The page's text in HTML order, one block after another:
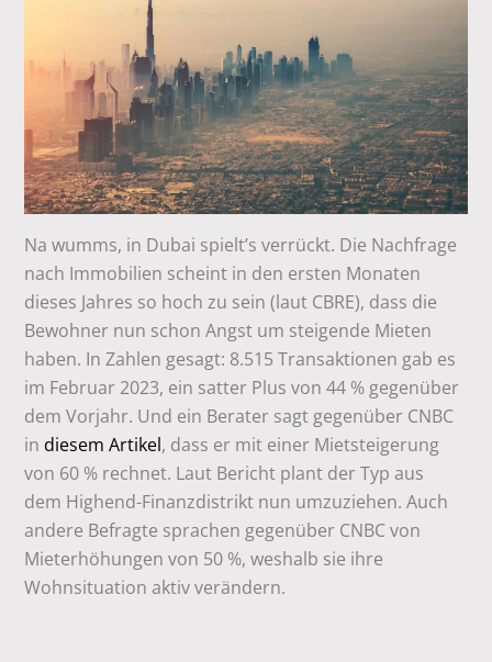
Na wumms, in Dubai spielt’s verrückt. Die Nachfrage
nach Immobilien scheint in den ersten Monaten
dieses Jahres so hoch zu sein (laut CBRE), dass die
Bewohner nun schon Angst um steigende Mieten
haben. In Zahlen gesagt: 8.515 Transaktionen gab es
im Februar 2023, ein satter Plus von 44 % gegenüber
dem Vorjahr. Und ein Berater sagt gegenüber CNBC
in diesem Artikel, dass er mit einer Mietsteigerung
von 60 % rechnet. Laut Bericht plant der Typ aus
dem Highend-Finanzdistrikt nun umzuziehen. Auch
andere Befragte sprachen gegenüber CNBC von
Mieterhöhungen von 50 %, weshalb sie ihre
Wohnsituation aktiv verändern.